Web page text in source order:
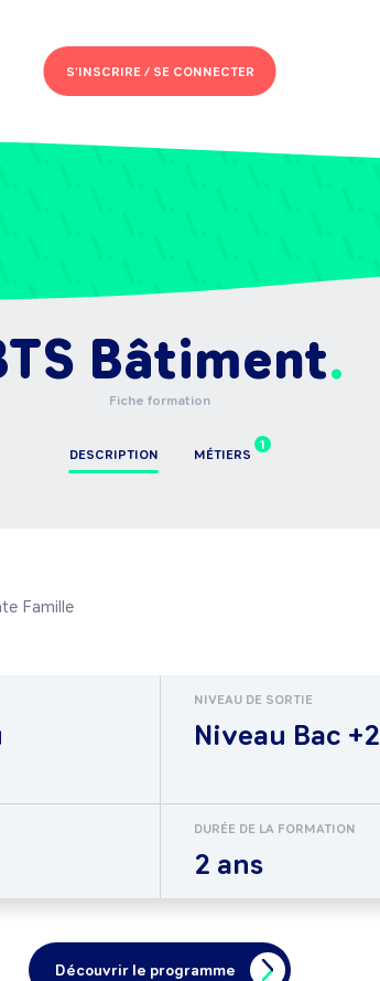
S'INSCRIRE /SE CONNECTER
Bâtiment
Fiche formation
DESCRIPTION
1
MÉTIERS
Famille
NIVEAU DE SORTIE
Niveau Bac +2
DURÉE DE LA FORMATION
2 ans
Découvrir le programme